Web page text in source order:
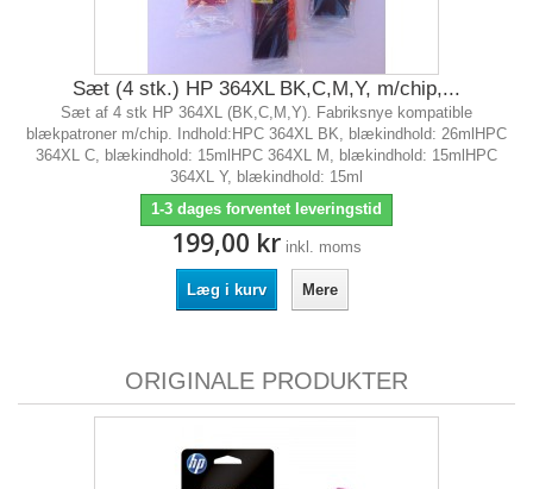
Sæt (4 stk.) HP 364XL BK,C,M,Y, m/chip,...
Sæt af 4 stk HP 364XL (BK,C,M,Y). Fabriksnye kompatible
blækpatroner m/chip. Indhold:HPC 364XL BK, blækindhold: 26mlHPC
364XL C, blækindhold: 15mlHPC 364XL M, blækindhold: 15mlHPC
364XL Y, blækindhold: 15ml
1-3 dages forventet leveringstid
199,00 kr inkl. moms
Læg i kurv Mere
ORIGINALE PRODUKTER